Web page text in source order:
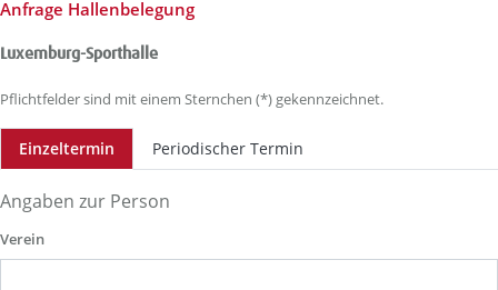
Anfrage Hallenbelegung
Luxemburg-Sporthalle
Pflichtfelder sind mit einem Sternchen (*) gekennzeichnet.
Einzeltermin Periodischer Termin
Angaben zur Person
Verein